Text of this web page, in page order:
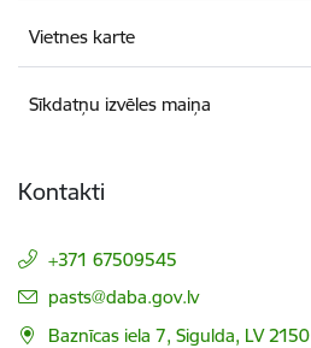
Vietnes karte
Sīkdatņu izvēles maiņa
Kontakti
+371 67509545
E-pasts:
pasts@daba.gov.lv
Baznīcas iela 7, Sigulda, LV 2150